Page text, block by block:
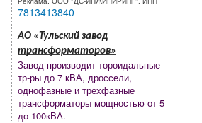
7813413840
АО «Тульский завод
трансформаторов»
Завод производит тороидальные
тр-ры до 7 кВА, дроссели,
однофазные и трехфазные
трансформаторы мощностью от 5
до 100кВА.